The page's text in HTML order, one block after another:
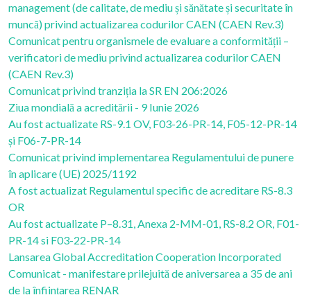
management (de calitate, de mediu și sănătate și securitate în
muncă) privind actualizarea codurilor CAEN (CAEN Rev.3)
Comunicat pentru organismele de evaluare a conformității –
verificatori de mediu privind actualizarea codurilor CAEN
(CAEN Rev.3)
Comunicat privind tranziția la SR EN 206:2026
Ziua mondială a acreditării - 9 Iunie 2026
Au fost actualizate RS-9.1 OV, F03-26-PR-14, F05-12-PR-14
și F06-7-PR-14
Comunicat privind implementarea Regulamentului de punere
în aplicare (UE) 2025/1192
A fost actualizat Regulamentul specific de acreditare RS-8.3
OR
Au fost actualizate P–8.31, Anexa 2-MM-01, RS-8.2 OR, F01-
PR-14 si F03-22-PR-14
Lansarea Global Accreditation Cooperation Incorporated
Comunicat - manifestare prilejuită de aniversarea a 35 de ani
de la înființarea RENAR